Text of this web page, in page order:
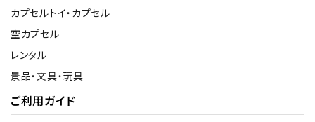
カプセルトイ・カプセル
空カプセル
レンタル
景品・文具・玩具
ご利用ガイド